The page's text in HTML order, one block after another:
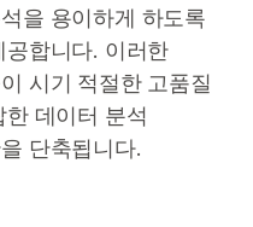
을 용이하게 하도록
합니다. 이러한
시기 적절한 고품질
데이터 분석
단축됩니다.